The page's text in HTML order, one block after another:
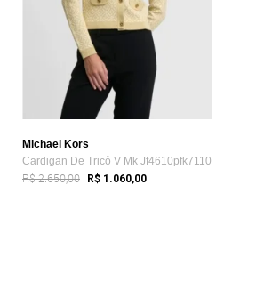
Michael Kors
Cardigan De Tricô V Mk Jf4610pfk7110
R$ 2.650,00 R$ 1.060,00